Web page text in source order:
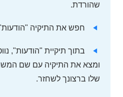
שהורדת.
חפש את התיקיה
בתוך תיקיית "הודעות",
ומצא את התיקיה עם שם
שלו ברצונך לשחזר.